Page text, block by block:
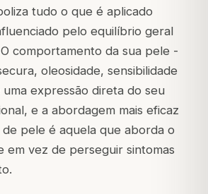
tudo o que é aplicado
pelo equilíbrio geral
comportamento da sua pele -
oleosidade, sensibilidade
expressão direta do seu
e a abordagem mais eficaz
pele é aquela que aborda o
em vez de perseguir sintomas